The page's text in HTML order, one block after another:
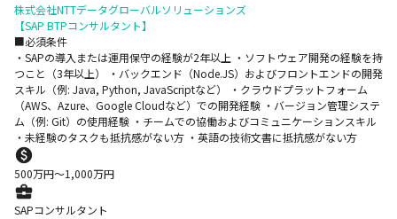
株式会社NTTデータグローバルソリューションズ
【SAP BTPコンサルタント】
■必須条件
・SAPの導入または運用保守の経験が2年以上 ・ソフトウェア開発の経験を持
つこと（3年以上） ・バックエンド（Node.JS）およびフロントエンドの開発
スキル（例: Java, Python, JavaScriptなど） ・クラウドプラットフォーム
（AWS、Azure、Google Cloudなど）での開発経験 ・バージョン管理システ
ム（例: Git）の使用経験 ・チームでの協働およびコミュニケーションスキル
・未経験のタスクも抵抗感がない方 ・英語の技術文書に抵抗感がない方
500万円〜1,000万円
SAPコンサルタント